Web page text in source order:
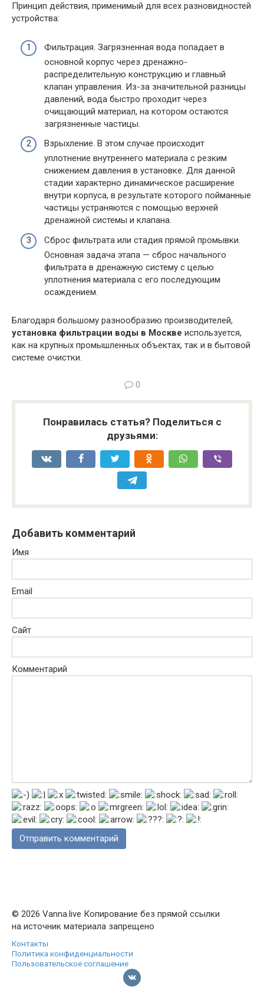
Принцип действия, применимый для всех разновидностей
устройства:
Фильтрация. Загрязненная вода попадает в
основной корпус через дренажно-
распределительную конструкцию и главный
клапан управления. Из-за значительной разницы
давлений, вода быстро проходит через
очищающий материал, на котором остаются
загрязненные частицы.
Взрыхление. В этом случае происходит
уплотнение внутреннего материала с резким
снижением давления в установке. Для данной
стадии характерно динамическое расширение
внутри корпуса, в результате которого пойманные
частицы устраняются с помощью верхней
дренажной системы и клапана.
Сброс фильтрата или стадия прямой промывки.
Основная задача этапа — сброс начального
фильтрата в дренажную систему с целью
уплотнения материала с его последующим
осаждением.
Благодаря большому разнообразию производителей,
установка фильтрации воды в Москве используется,
как на крупных промышленных объектах, так и в бытовой
системе очистки.
0
Понравилась статья? Поделиться с
друзьями:
Добавить комментарий
Имя
Email
Сайт
Комментарий
© 2026 Vanna.live Копирование без прямой ссылки
на источник материала запрещено
Контакты
Политика конфиденциальности
Пользовательское соглашение